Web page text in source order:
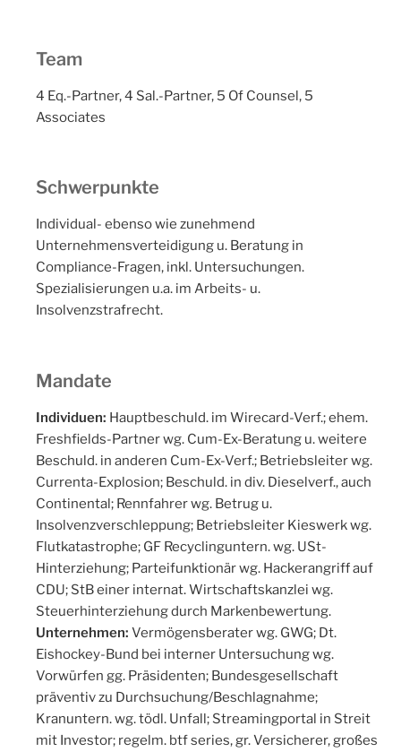
Team
4 Eq.-Partner, 4 Sal.-Partner, 5 Of Counsel, 5
Associates
Schwerpunkte
Individual- ebenso wie zunehmend
Unternehmensverteidigung u. Beratung in
Compliance-Fragen, inkl. Untersuchungen.
Spezialisierungen u.a. im Arbeits- u.
Insolvenzstrafrecht.
Mandate
Individuen: Hauptbeschuld. im Wirecard-Verf.; ehem.
Freshfields-Partner wg. Cum-Ex-Beratung u. weitere
Beschuld. in anderen Cum-Ex-Verf.; Betriebsleiter wg.
Currenta-Explosion; Beschuld. in div. Dieselverf., auch
Continental; Rennfahrer wg. Betrug u.
Insolvenzverschleppung; Betriebsleiter Kieswerk wg.
Flutkatastrophe; GF Recyclinguntern. wg. USt-
Hinterziehung; Parteifunktionär wg. Hackerangriff auf
CDU; StB einer internat. Wirtschaftskanzlei wg.
Steuerhinterziehung durch Markenbewertung.
Unternehmen: Vermögensberater wg. GWG; Dt.
Eishockey-Bund bei interner Untersuchung wg.
Vorwürfen gg. Präsidenten; Bundesgesellschaft
präventiv zu Durchsuchung/Beschlagnahme;
Kranuntern. wg. tödl. Unfall; Streamingportal in Streit
mit Investor; regelm. btf series, gr. Versicherer, großes